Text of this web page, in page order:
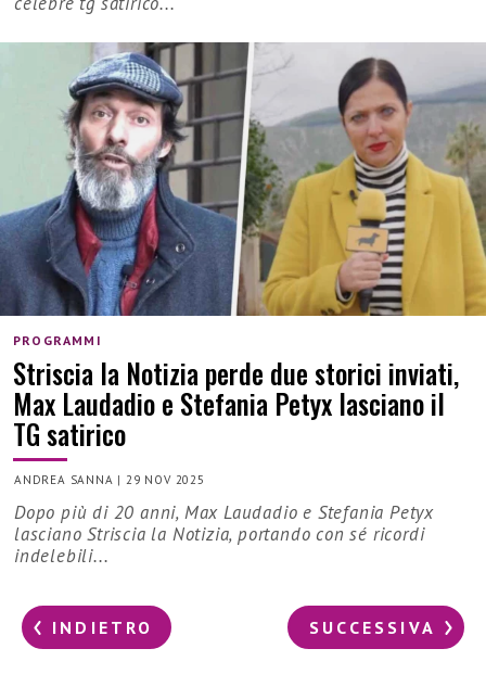
PROGRAMMI
Striscia la Notizia perde due storici inviati,
Max Laudadio e Stefania Petyx lasciano il
TG satirico
ANDREA SANNA |29 NOV 2025
Dopo più di 20 anni, Max Laudadio e Stefania Petyx
lasciano Striscia la Notizia, portando con sé ricordi
indelebili...
INDIETRO SUCCESSIVA